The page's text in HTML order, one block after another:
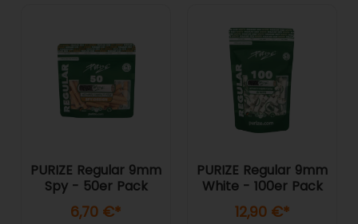
PURIZE Regular 9mm
Spy - 50er Pack
6,70 €*
PURIZE Regular 9mm
White - 100er Pack
12,90 €*